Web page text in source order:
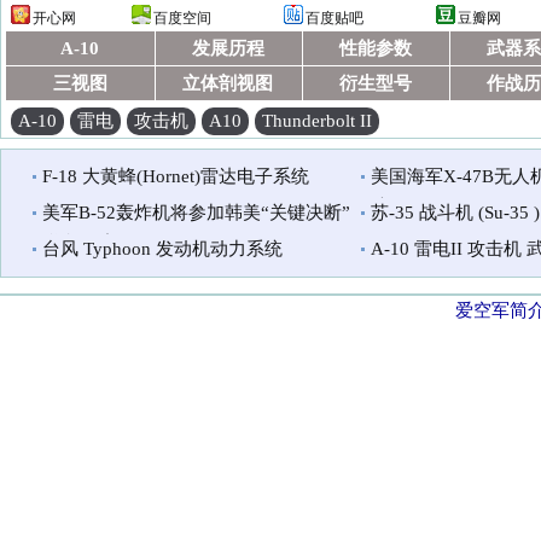
开心网
百度空间 百度贴吧 豆瓣网
A-10 发展历程 性能参数
武器
三视图
立体剖视图 衍生型号
作战
A-10
雷电 攻击机 A10 Thunderbolt II
F-18 大黄蜂(Hornet)雷达电子系统
美国海军X-47B无人
陆
美军B-52轰炸机将参加韩美“关键决断”
联合军演
苏-35 战斗机 (Su-35 )
台风 Typhoon 发动机动力系统
A-10 雷电II 攻击机
爱空军简